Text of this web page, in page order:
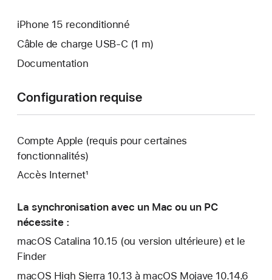
iPhone 15 reconditionné
Câble de charge USB‑C (1 m)
Documentation
Configuration requise
Compte Apple (requis pour certaines
fonctionnalités)
Accès Internet¹
La synchronisation avec un Mac ou un PC
nécessite :
macOS Catalina 10.15 (ou version ultérieure) et le
Finder
macOS High Sierra 10.13 à macOS Mojave 10.14.6